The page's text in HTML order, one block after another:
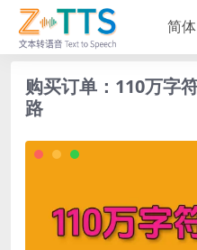
购买订单：110万字
路